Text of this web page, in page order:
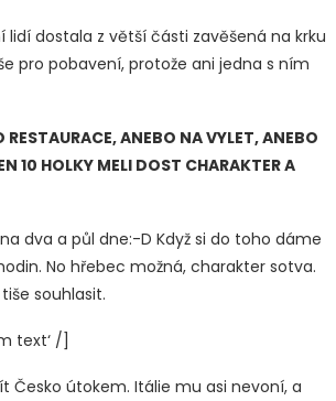
dostala z větší části zavěšená na krku
pro pobavení, protože ani jedna s ním
ANEBO NA VYLET, ANEBO
10 HOLKY MELI DOST CHARAKTER A
dva a půl dne:-D Když si do toho dáme
No hřebec možná, charakter sotva.
souhlasit.
text‘ /]
Česko útokem. Itálie mu asi nevoní, a